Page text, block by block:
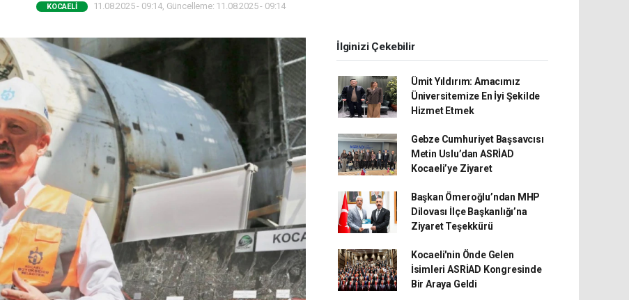
KOCAELI 11.08.2025 - 09:14, Güncelleme: 11.08.2025 - 09:14
İlginizi Çekebilir
Ümit Yıldırım: Amacımız
Üniversitemize En İyi Şekilde
Hizmet Etmek
Gebze Cumhuriyet Başsavcısı
Metin Uslu’dan ASRİAD
Kocaeli’ye Ziyaret
Başkan Ömeroğlu’ndan MHP
Dilovası İlçe Başkanlığı’na
Ziyaret Teşekkürü
Kocaeli'nin Önde Gelen
İsimleri ASRİAD Kongresinde
Bir Araya Geldi